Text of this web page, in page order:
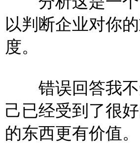
以判断企业对你
度。
错误回答我不
己已经受到了很
的东西更有价值。